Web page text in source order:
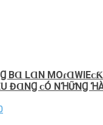
BⱭ LⱭN
ĐⱭNꞬ ᴄÓ NꞪỮNꞬ